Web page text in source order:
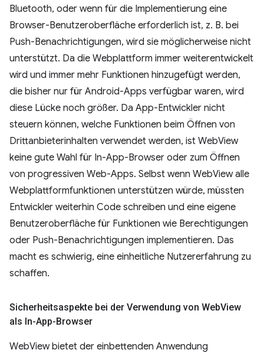
Bluetooth, oder wenn für die Implementierung eine
Browser-Benutzeroberfläche erforderlich ist, z. B. bei
Push-Benachrichtigungen, wird sie möglicherweise nicht
unterstützt. Da die Webplattform immer weiterentwickelt
wird und immer mehr Funktionen hinzugefügt werden,
die bisher nur für Android-Apps verfügbar waren, wird
diese Lücke noch größer. Da App-Entwickler nicht
steuern können, welche Funktionen beim Öffnen von
Drittanbieterinhalten verwendet werden, ist WebView
keine gute Wahl für In-App-Browser oder zum Öffnen
von progressiven Web-Apps. Selbst wenn WebView alle
Webplattformfunktionen unterstützen würde, müssten
Entwickler weiterhin Code schreiben und eine eigene
Benutzeroberfläche für Funktionen wie Berechtigungen
oder Push-Benachrichtigungen implementieren. Das
macht es schwierig, eine einheitliche Nutzererfahrung zu
schaffen.
Sicherheitsaspekte bei der Verwendung von WebView
als In-App-Browser
WebView bietet der einbettenden Anwendung